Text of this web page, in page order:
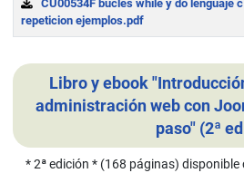
CU00534F bucles while y do lenguaje
repeticion ejemplos.pdf
Libro y ebook
administración web con
paso" (2ª
* 2ª edición * (168 páginas)